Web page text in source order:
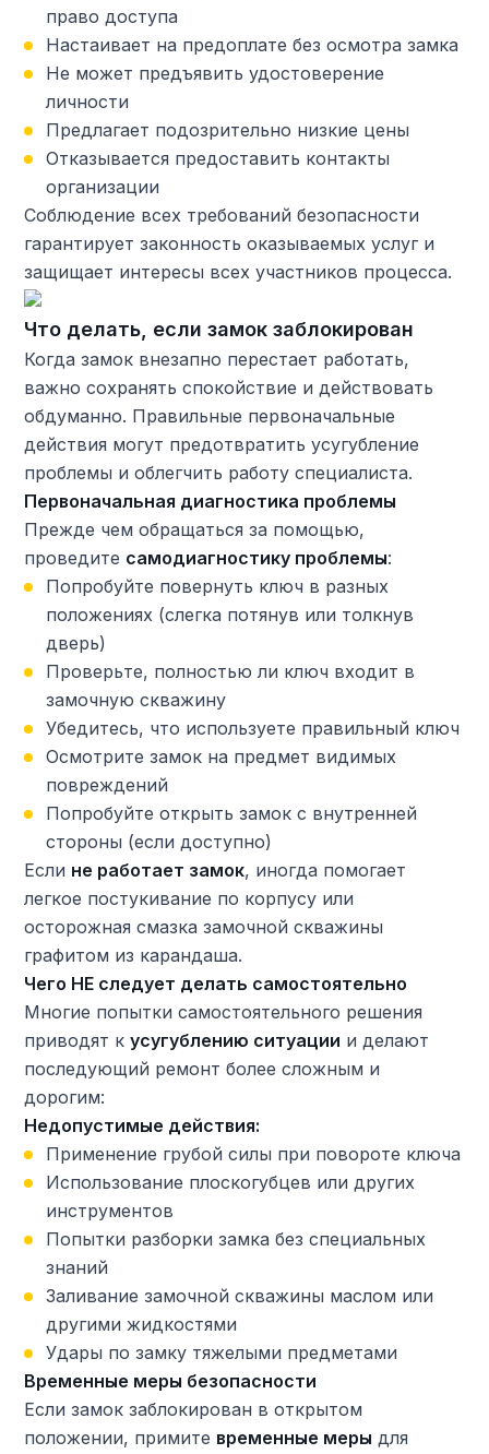
право доступа
Настаивает на предоплате без осмотра замка
Не может предъявить удостоверение
личности
Предлагает подозрительно низкие цены
Отказывается предоставить контакты
организации
Соблюдение всех требований безопасности
гарантирует законность оказываемых услуг и
защищает интересы всех участников процесса.
Что делать, если замок заблокирован
Когда замок внезапно перестает работать,
важно сохранять спокойствие и действовать
обдуманно. Правильные первоначальные
действия могут предотвратить усугубление
проблемы и облегчить работу специалиста.
Первоначальная диагностика проблемы
Прежде чем обращаться за помощью,
проведите самодиагностику проблемы:
Попробуйте повернуть ключ в разных
положениях (слегка потянув или толкнув
дверь)
Проверьте, полностью ли ключ входит в
замочную скважину
Убедитесь, что используете правильный ключ
Осмотрите замок на предмет видимых
повреждений
Попробуйте открыть замок с внутренней
стороны (если доступно)
Если не работает замок, иногда помогает
легкое постукивание по корпусу или
осторожная смазка замочной скважины
графитом из карандаша.
Чего НЕ следует делать самостоятельно
Многие попытки самостоятельного решения
приводят кусугублению ситуации и делают
последующий ремонт более сложным и
дорогим:
Недопустимые действия:
Применение грубой силы при повороте ключа
Использование плоскогубцев или других
инструментов
Попытки разборки замка без специальных
знаний
Заливание замочной скважины маслом или
другими жидкостями
Удары по замку тяжелыми предметами
Временные меры безопасности
Если замок заблокирован в открытом
положении, примите временные меры для